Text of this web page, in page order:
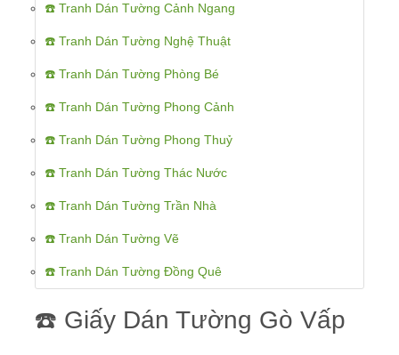
☎️ Tranh Dán Tường Cảnh Ngang
☎️ Tranh Dán Tường Nghệ Thuật
☎️ Tranh Dán Tường Phòng Bé
☎️ Tranh Dán Tường Phong Cảnh
☎️ Tranh Dán Tường Phong Thuỷ
☎️ Tranh Dán Tường Thác Nước
☎️ Tranh Dán Tường Trần Nhà
☎️ Tranh Dán Tường Vẽ
☎️ Tranh Dán Tường Đồng Quê
☎️ Giấy Dán Tường Gò Vấp